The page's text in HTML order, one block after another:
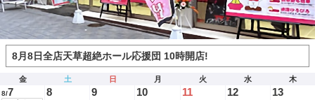
8月8日全店天草超絶ホール応援団 10時開店!
金 土 日 月 火 水 木
8/7 8 9 10 11 12 13